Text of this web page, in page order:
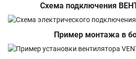
Схема подключения
Пример монтажа в